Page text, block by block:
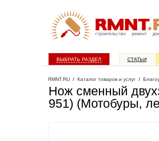
строительство ремонт
ВЫБРАТЬ РАЗДЕЛ СТАТЬИ
RMNT.RU / Каталог товаров и услуг /
Нож сменный
951) (Мотобуры,